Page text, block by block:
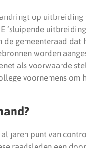
op
‘sluipende
de gemeenteraad
worden
als voorwaarde
voornemens om
jaren punt van